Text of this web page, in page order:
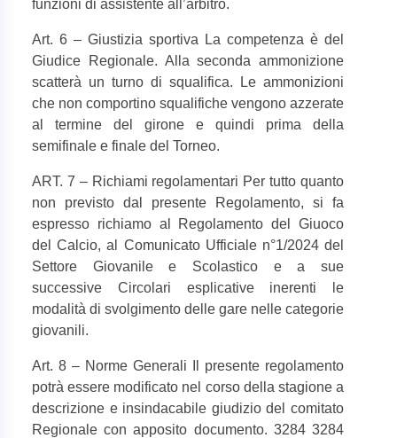
funzioni di assistente all’arbitro.
Art. 6 – Giustizia sportiva La competenza è del
Giudice Regionale. Alla seconda ammonizione
scatterà un turno di squalifica. Le ammonizioni
che non comportino squalifiche vengono azzerate
al termine del girone e quindi prima della
semifinale e finale del Torneo.
ART. 7 – Richiami regolamentari Per tutto quanto
non previsto dal presente Regolamento, si fa
espresso richiamo al Regolamento del Giuoco
del Calcio, al Comunicato Ufficiale n°1/2024 del
Settore Giovanile e Scolastico e a sue
successive Circolari esplicative inerenti le
modalità di svolgimento delle gare nelle categorie
giovanili.
Art. 8 – Norme Generali Il presente regolamento
potrà essere modificato nel corso della stagione a
descrizione e insindacabile giudizio del comitato
Regionale con apposito documento. 3284 3284